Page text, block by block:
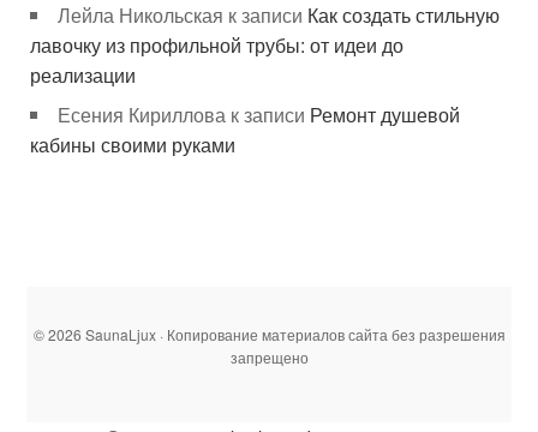
Лейла Никольская к записи Как создать стильную
лавочку из профильной трубы: от идеи до
реализации
Есения Кириллова к записи Ремонт душевой
кабины своими руками
© 2026 SaunaLjux · Копирование материалов сайта без разрешения
запрещено